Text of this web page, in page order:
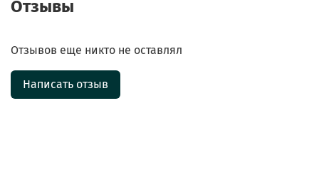
Отзывы
Отзывов еще никто не оставлял
Написать отзыв